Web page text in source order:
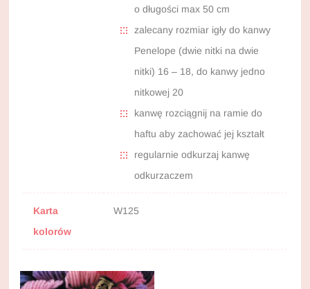
o długości max 50 cm
zalecany rozmiar igły do kanwy
Penelope (dwie nitki na dwie
nitki) 16 – 18, do kanwy jedno
nitkowej 20
kanwę rozciągnij na ramie do
haftu aby zachować jej kształt
regularnie odkurzaj kanwę
odkurzaczem
Karta
kolorów
W125